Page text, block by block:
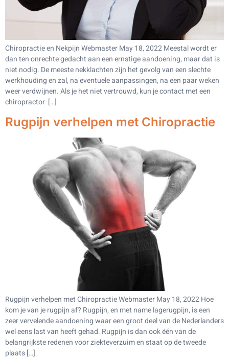
Chiropractie en Nekpijn Webmaster May 18, 2022 Meestal wordt er
dan ten onrechte gedacht aan een ernstige aandoening, maar dat is
niet nodig. De meeste nekklachten zijn het gevolg van een slechte
werkhouding en zal, na eventuele aanpassingen, na een paar weken
weer verdwijnen. Als je het niet vertrouwd, kun je contact met een
chiropractor […]
Rugpijn verhelpen met Chiropractie
Rugpijn verhelpen met Chiropractie Webmaster May 18, 2022 Hoe
kom je van je rugpijn af? Rugpijn, en met name lagerugpijn, is een
zeer vervelende aandoening waar een groot deel van de Nederlanders
wel eens last van heeft gehad. Rugpijn is dan ook één van de
belangrijkste redenen voor ziekteverzuim en staat op de tweede
plaats […]